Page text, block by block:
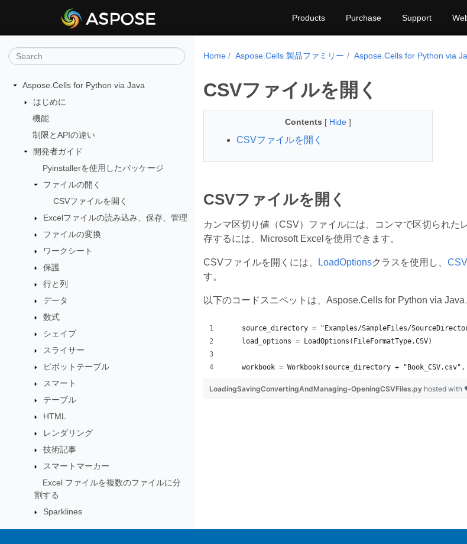
Products Purchase Support
Aspose.Cells for Python via Java
はじめに
機能
制限とAPIの違い
開発者ガイド
Pyinstallerを使用したパッケージ
ファイルの開く
CSVファイルを開く
Excelファイルの読み込み、保存、管理
ファイルの変換
ワークシート
保護
行と列
データ
数式
シェイプ
スライサー
ピボットテーブル
スマート
テーブル
HTML
レンダリング
技術記事
スマートマーカー
Excel ファイルを複数のファイルに分
割する
Sparklines
Home Aspose.Cells 製品ファミリー Aspose.Cells for Python via
CSVファイルを開く
Contents [ Hide ]
CSVファイルを開く
CSVファイルを開く
カンマ区切り値（CSV）ファイルには、コンマで区切られ
存するには、Microsoft Excelを使用できます。
CSVファイルを開くには、 LoadOptionsクラスを使用し、 CSV
す。
以下のコードスニペットは、Aspose.Cells for Python via
source_directory = "Examples/SampleFiles/
    load_options = LoadOptions(FileFormatType.CSV)
workbook = Workbook(source_directory + "Book_CSV.csv",
LoadingSavingConvertingAndManaging-OpeningCSVFiles.py hosted with